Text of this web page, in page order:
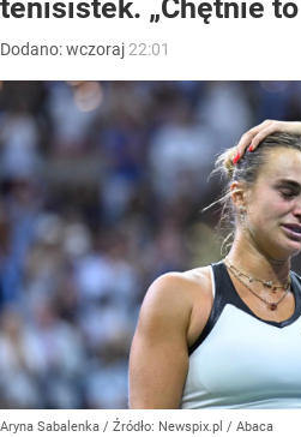
tenisistek. „Chętnie
Dodano:wczoraj 22:01
Aryna Sabalenka / Źródło: Newspix.pl / Abaca